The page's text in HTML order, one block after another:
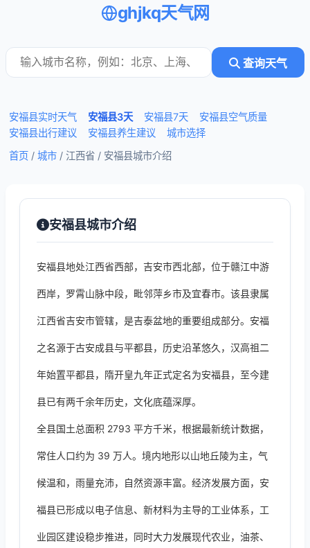
ghjkq天气网
查询天气
安福县实时天气 安福县3天 安福县7天
安福县空气质量
安福县出行建议
安福县养生建议
城市选择
首页 / 城市 / 江西省 / 安福县城市介绍
安福县城市介绍
安福县地处江西省西部，吉安市西北部，位于赣江中游
西岸，罗霄山脉中段，毗邻萍乡市及宜春市。该县隶属
江西省吉安市管辖，是吉泰盆地的重要组成部分。安福
之名源于古安成县与平都县，历史沿革悠久，汉高祖二
年始置平都县，隋开皇九年正式定名为安福县，至今建
县已有两千余年历史，文化底蕴深厚。
全县国土总面积 2793 平方千米，根据最新统计数据，
常住人口约为 39 万人。境内地形以山地丘陵为主，气
候温和，雨量充沛，自然资源丰富。经济发展方面，安
福县已形成以电子信息、新材料为主导的工业体系，工
业园区建设稳步推进，同时大力发展现代农业，油茶、